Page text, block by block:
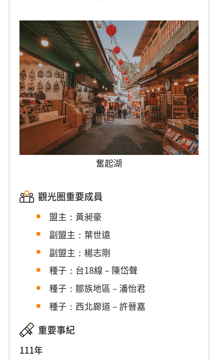
奮起湖
觀光圈重要成員
盟主：黃昶豪
副盟主：葉世遠
副盟主：楊志剛
種子：台18線－陳岱聲
種子：鄒族地區－潘怡君
種子：西北廊道－許晉嘉
重要事紀
111年